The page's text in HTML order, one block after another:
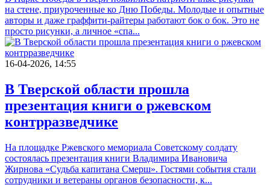
на стене, приуроченные ко Дню Победы. Молодые и опытные
авторы и даже граффити-райтеры работают бок о бок. Это не
просто рисунки, а личное «спа...
16-04-2026, 14:55
В Тверской области прошла
презентация книги о ржевском
контрразведчике
На площадке Ржевского мемориала Советскому солдату
состоялась презентация книги Владимира Ивановича
Жирнова «Судьба капитана Смерш». Гостями события стали
сотрудники и ветераны органов безопасности, к...